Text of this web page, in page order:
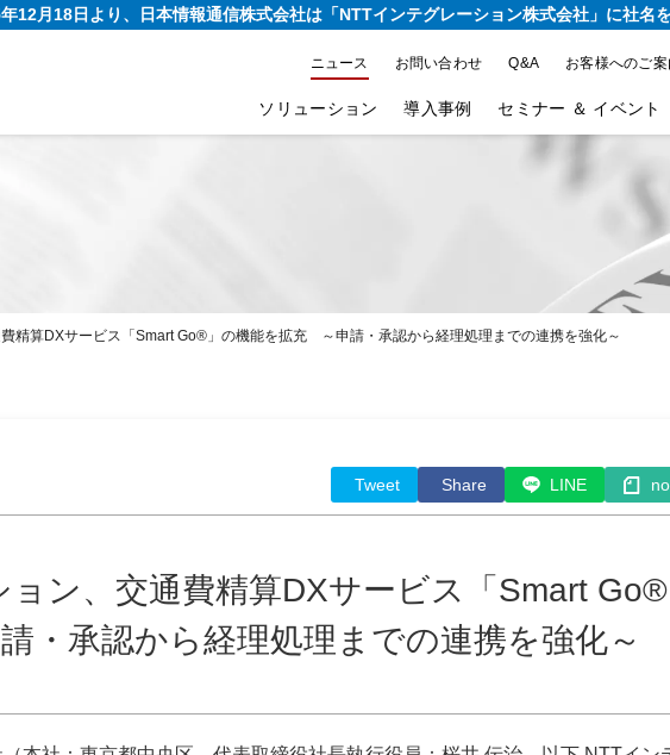
12月18日より、日本情報通信株式会社は「NTTインテグレーション株式会社」に社名
ニュース お問い合わせ Q&A お客様へのご
ソリューション 導入事例 セミナー ＆ イベント
精算DXサービス「Smart Go®」の機能を拡充 ～申請・承認から経理処理までの連携を強化～
Tweet Share LINE
ョン、交通費精算DXサービス「Smart
・承認から経理処理までの連携を強化～